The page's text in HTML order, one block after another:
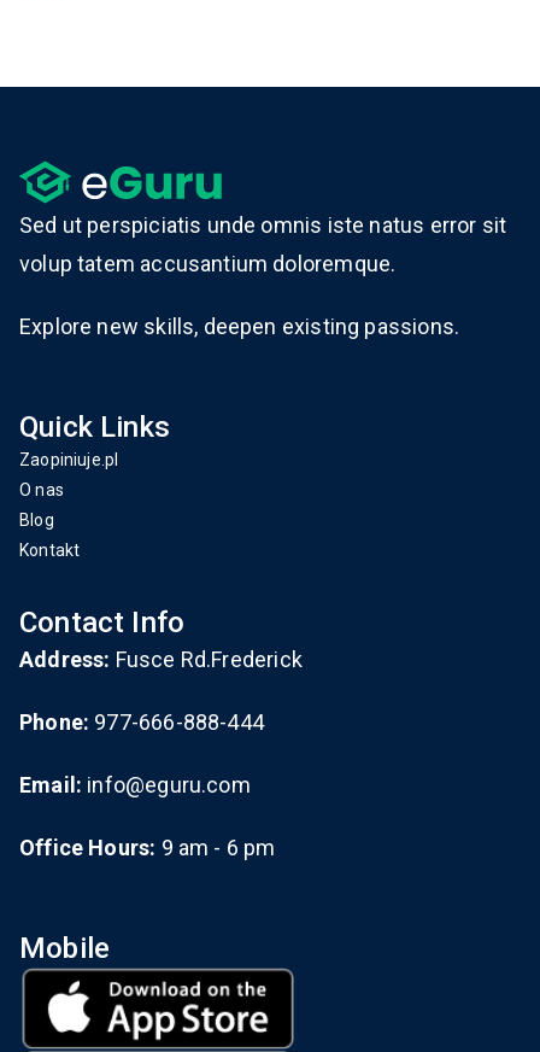
Sed ut perspiciatis unde omnis iste natus error sit
volup tatem accusantium doloremque.
Explore new skills, deepen existing passions.
Quick Links
Zaopiniuje.pl
O nas
Blog
Kontakt
Contact Info
Address: Fusce Rd.Frederick
Phone: 977-666-888-444
Email: info@eguru.com
Office Hours: 9 am - 6 pm
Mobile